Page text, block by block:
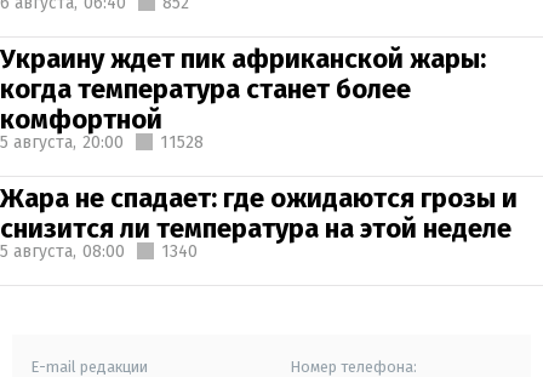
Украину ждет пик африканской жары:
когда температура станет более
комфортной
5 августа, 20:00 11528
Жара не спадает: где ожидаются грозы и
снизится ли температура на этой неделе
5 августа, 08:00 1340
E-mail редакции Номер телефона: